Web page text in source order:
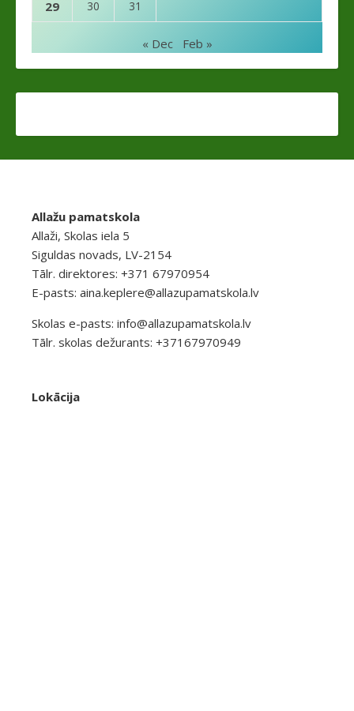
29 30 31
« Dec Feb »
Allažu pamatskola
Allaži, Skolas iela 5
Siguldas novads, LV-2154
Tālr. direktores: +371 67970954
E-pasts: aina.keplere@allazupamatskola.lv
Skolas e-pasts: info@allazupamatskola.lv
Tālr. skolas dežurants: +37167970949
Lokācija